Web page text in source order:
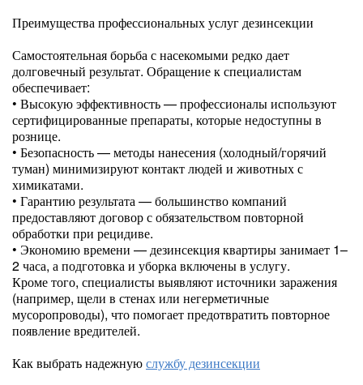
Преимущества профессиональных услуг дезинсекции
Самостоятельная борьба с насекомыми редко дает
долговечный результат. Обращение к специалистам
обеспечивает:
• Высокую эффективность — профессионалы используют
сертифицированные препараты, которые недоступны в
рознице.
• Безопасность — методы нанесения (холодный/горячий
туман) минимизируют контакт людей и животных с
химикатами.
• Гарантию результата — большинство компаний
предоставляют договор с обязательством повторной
обработки при рецидиве.
• Экономию времени — дезинсекция квартиры занимает 1–
2 часа, а подготовка и уборка включены в услугу.
Кроме того, специалисты выявляют источники заражения
(например, щели в стенах или негерметичные
мусоропроводы), что помогает предотвратить повторное
появление вредителей.
Как выбрать надежнуюслужбу дезинсекции